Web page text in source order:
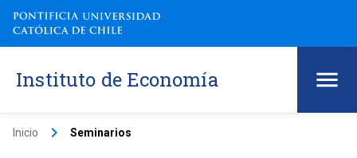
Instituto de Economía
Inicio keyboard_arrow_right Seminarios